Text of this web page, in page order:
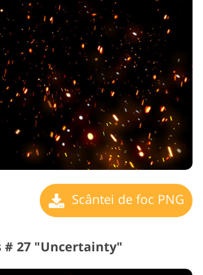
Scântei de foc PNG
# 27 "Uncertainty"